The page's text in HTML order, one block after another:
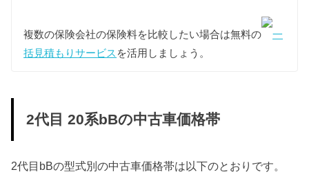
型式 標準税額 13年経過
QNC25
車検費用
複数の保険会社の保険料を比較したい場合は無料の
一
括見積もりサービス を活用しましょう。
2代目 20系bBの中古車価格帯
2代目bBの型式別の中古車価格帯は以下のとおりです。